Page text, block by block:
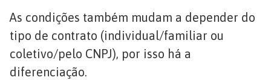
As condições também mudam a depender do
tipo de contrato (individual/familiar ou
coletivo/pelo CNPJ), por isso há a
diferenciação.